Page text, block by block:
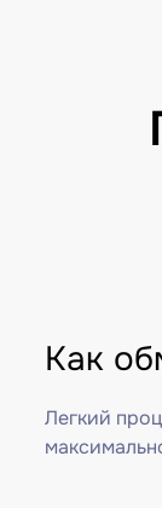
Как
Легкий